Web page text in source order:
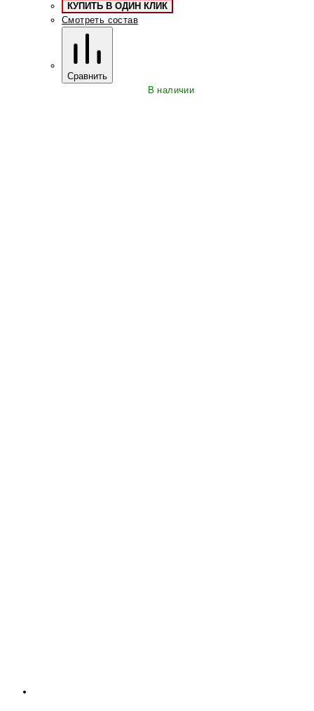
КУПИТЬ В ОДИН КЛИК
Смотреть состав
Сравнить
В наличии